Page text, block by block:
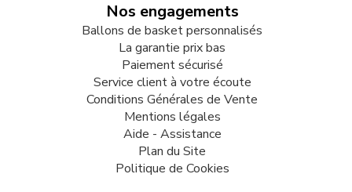
Nos engagements
Ballons de basket personnalisés
La garantie prix bas
Paiement sécurisé
Service client à votre écoute
Conditions Générales de Vente
Mentions légales
Aide - Assistance
Plan du Site
Politique de Cookies